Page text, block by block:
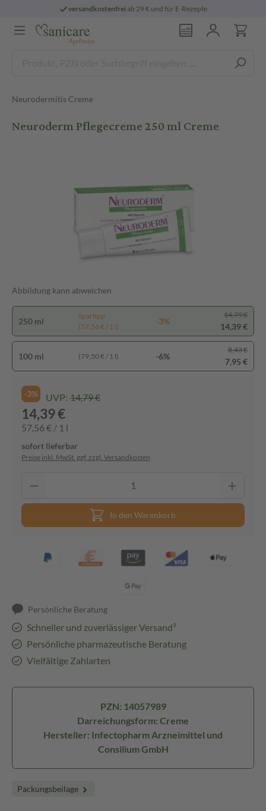
versandkostenfreiab 29 € und für E-Rezepte
Neurodermitis Creme
Neuroderm Pflegecreme 250 ml Creme
Abbildung kann abweichen
250 ml
Spartipp
(57,56 € / 1 l)
-3%
14,79 €
14,39 €
100 ml (79,50 € / 1 l) -6%
8,43 €
7,95 €
-3% UVP: 14,79 €
14,39 €
57,56 € / 1 l
sofort lieferbar
Preise inkl. MwSt. ggf. zzgl. Versandkosten
In den Warenkorb
Persönliche Beratung
Schneller und zuverlässiger Versand³
Persönliche pharmazeutische Beratung
Vielfältige Zahlarten
PZN: 14057989
Darreichungsform: Creme
Hersteller: Infectopharm Arzneimittel und
Consilium GmbH
Packungsbeilage